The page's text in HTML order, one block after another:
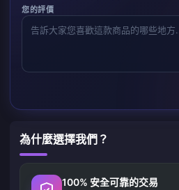
您的評價
為什麼選擇我們？
100% 安全可靠的交易